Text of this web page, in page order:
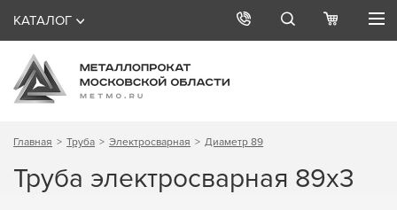
КАТАЛОГ
Главная Труба Электросварная Диаметр 89
Труба электросварная 89х3